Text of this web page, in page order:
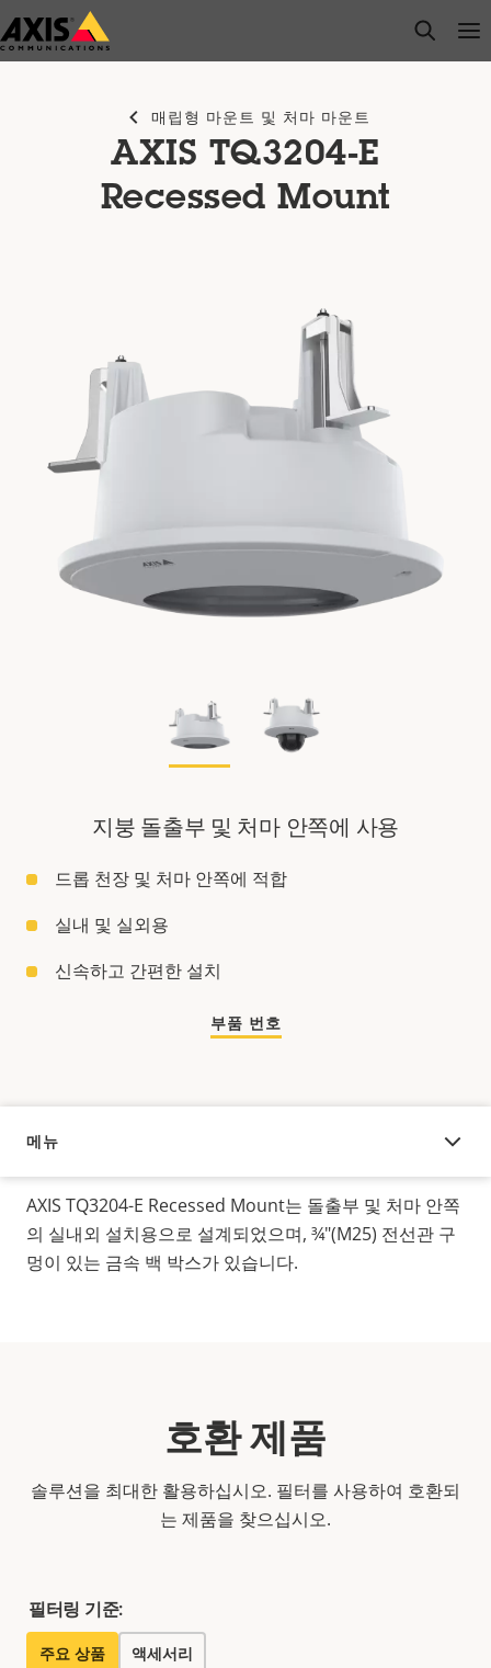
주
요
open
매립형 마운트 및 처마 마운트
AXIS TQ3204-E
Recessed Mount
지붕 돌출부 및 처마 안쪽에 사용
드롭 천장 및 처마 안쪽에 적합
실내 및 실외용
신속하고 간편한 설치
부품 번호
메뉴
오버뷰
AXIS TQ3204-E Recessed Mount는 돌출부 및 처마 안쪽
의 실내외 설치용으로 설계되었으며, ¾"(M25) 전선관 구
멍이 있는 금속 백 박스가 있습니다.
호환 제품
솔루션을 최대한 활용하십시오. 필터를 사용하여 호환되
는 제품을 찾으십시오.
필터링 기준:
주요 상품 액세서리